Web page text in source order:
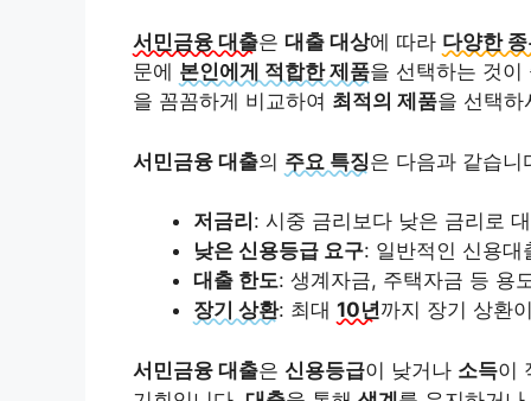
서민금융 대출은 대출 대상에 따라 다양한
문에 본인에게 적합한 제품을 선택하는 것
을 꼼꼼하게 비교하여 최적의 제품을 선택하
서민금융 대출의 주요 특징은 다음과 같습니
저금리 : 시중 금리보다 낮은 금리로
낮은 신용등급 요구: 일반적인 신용대
대출 한도: 생계자금, 주택자금 등 용
장기 상환: 최대 10년까지 장기 상환
서민금융 대출은 신용등급이 낮거나 소득이